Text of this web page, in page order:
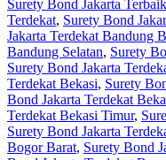
Surety Bond Jakarta
Terdekat, Surety Bond
Jakarta Terdekat Bandung
Bandung Selatan, Surety
Surety Bond Jakarta
Terdekat Bekasi, Surety
Bond Jakarta Terdekat
Terdekat Bekasi Timur,
Surety Bond Jakarta
Bogor Barat, Surety Bond